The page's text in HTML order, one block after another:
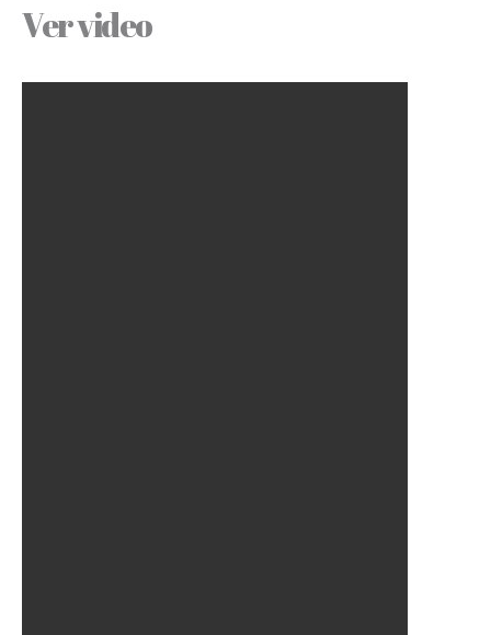
Ver video